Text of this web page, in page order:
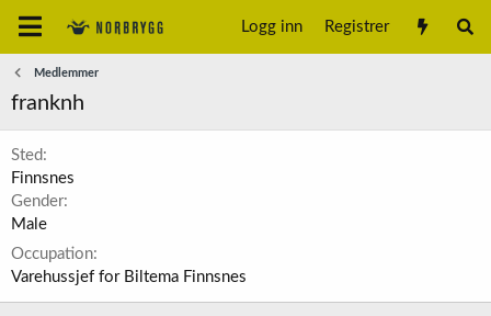
Logg inn Registrer
Medlemmer
franknh
Sted
Finnsnes
Gender
Male
Occupation
Varehussjef for Biltema Finnsnes